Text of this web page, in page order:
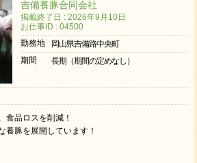
吉備養豚合同会社
掲載終了日 : 2026年9月10日
お仕事ID : 04500
勤務地
岡山県吉備路中央町
期間
長期（期間の定めなし）
食品ロスを削減！
養豚を展開しています！